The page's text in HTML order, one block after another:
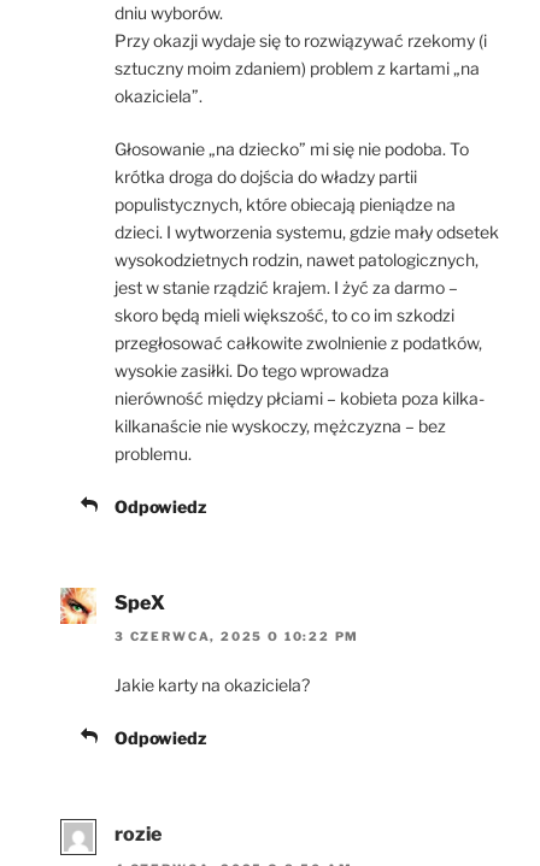
dniu wyborów.
Przy okazji wydaje się to rozwiązywać rzekomy (i
sztuczny moim zdaniem) problem z kartami „na
okaziciela”.
Głosowanie „na dziecko” mi się nie podoba. To
krótka droga do dojścia do władzy partii
populistycznych, które obiecają pieniądze na
dzieci. I wytworzenia systemu, gdzie mały odsetek
wysokodzietnych rodzin, nawet patologicznych,
jest w stanie rządzić krajem. I żyć za darmo –
skoro będą mieli większość, to co im szkodzi
przegłosować całkowite zwolnienie z podatków,
wysokie zasiłki. Do tego wprowadza
nierówność między płciami – kobieta poza kilka-
kilkanaście nie wyskoczy, mężczyzna – bez
problemu.
Odpowiedz
SpeX
3 CZERWCA, 2025 O 10:22 PM
Jakie karty na okaziciela?
Odpowiedz
rozie